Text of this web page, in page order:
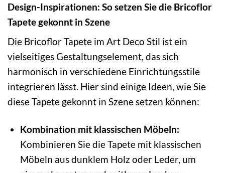
Design-Inspirationen: So setzen Sie die Bricoflor
Tapete gekonnt in Szene
Die Bricoflor Tapete im Art Deco Stil ist ein
vielseitiges Gestaltungselement, das sich
harmonisch in verschiedene Einrichtungsstile
integrieren lässt. Hier sind einige Ideen, wie Sie
diese Tapete gekonnt in Szene setzen können:
Kombination mit klassischen Möbeln:
Kombinieren Sie die Tapete mit klassischen
Möbeln aus dunklem Holz oder Leder, um